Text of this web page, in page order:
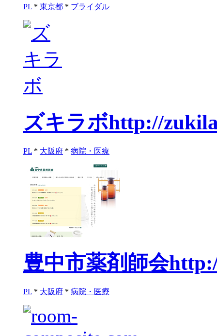
PL * 東京都 * ブライダル
ズキラボhttp://
PL * 大阪府 * 病院・医療
豊中市薬剤師会
PL * 大阪府 * 病院・医療